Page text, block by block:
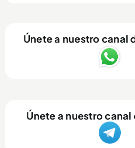
Únete a nuestro canal
Únete a nuestro canal